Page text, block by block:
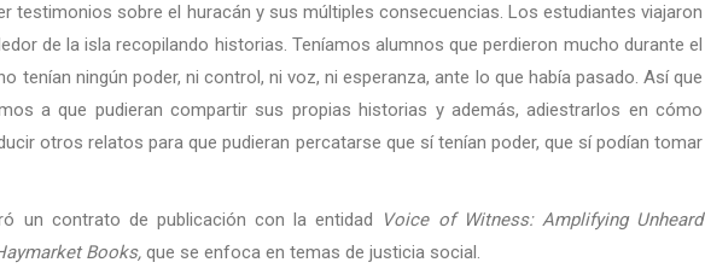
testimonios sobre el huracán y sus múltiples consecuencias. Los estudiantes viajaron
de la isla recopilando historias. Teníamos alumnos que perdieron mucho durante el
tenían ningún poder, ni control, ni voz, ni esperanza, ante lo que había pasado. Así que
a que pudieran compartir sus propias historias y además, adiestrarlos en cómo
otros relatos para que pudieran percatarse que sí tenían poder, que sí podían tomar
un contrato de publicación con la entidad
Voice of Witness: Amplifying Unheard
Books, que se enfoca en temas de justicia social.